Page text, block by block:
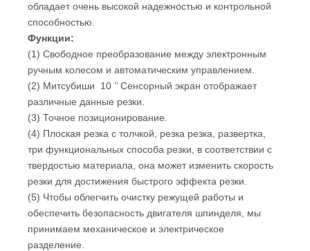
обладает очень высокой надежностью и контрольной
способностью.
Функции:
(1) Свободное преобразование между электронным
ручным колесом и автоматическим управлением.
(2) Митсубиши 10 ’’ Сенсорный экран отображает
различные данные резки.
(3) Точное позиционирование.
(4) Плоская резка с толчкой, резка резка, развертка,
три функциональных способа резки, в соответствии с
твердостью материала, она может изменить скорость
резки для достижения быстрого эффекта резки.
(5) Чтобы облегчить очистку режущей работы и
обеспечить безопасность двигателя шпинделя, мы
принимаем механическое и электрическое
разделение.